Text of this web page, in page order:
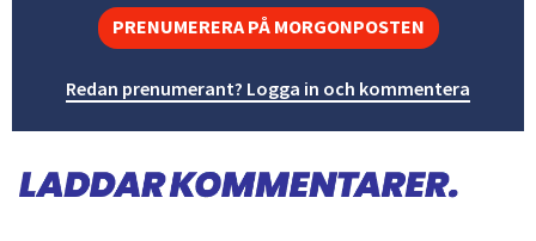
PRENUMERERA PÅ MORGONPOSTEN
Redan prenumerant? Logga in och kommentera